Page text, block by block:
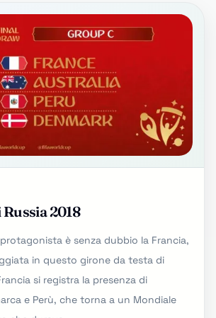
2018
protagonista è senza dubbio la Francia,
in questo girone da testa di
si registra la presenza di
e Perù, che torna a un Mondiale